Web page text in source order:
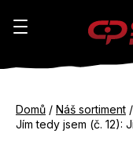
Domů / Náš sortiment /
Jím tedy jsem (č. 12):
K
do
do